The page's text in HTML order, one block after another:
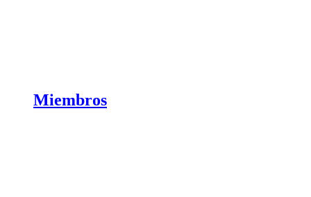
Miembros